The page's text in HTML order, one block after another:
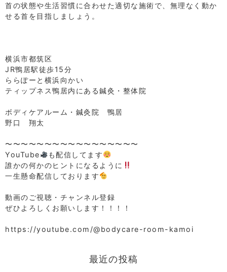
首の状態や生活習慣に合わせた適切な施術で、無理なく動か
せる首を目指しましょう。
横浜市都筑区
JR鴨居駅徒歩15分
ららぽーと横浜向かい
ティップネス鴨居内にある鍼灸・整体院
ボディケアルーム・鍼灸院 鴨居
野口 翔太
〜〜〜〜〜〜〜〜〜〜〜〜〜〜〜〜〜
YouTube
も配信してます
誰かの何かのヒントになるように
一生懸命配信しております
動画のご視聴・チャンネル登録
ぜひよろしくお願いします！！！！
https://youtube.com/@bodycare-room-kamoi
最近の投稿